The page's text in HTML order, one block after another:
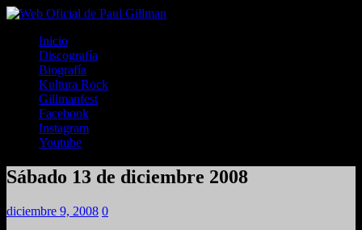
Inicio
Discografía
Biografía
Kultura Rock
Gillmanfest
Facebook
Instagram
Youtube
Sábado 13 de diciembre 2008
diciembre 9, 2008 0